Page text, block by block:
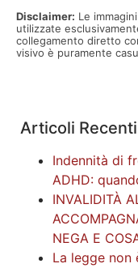
Disclaimer: Le
utilizzate
collegamento diretto
visivo è puramente
Articoli Recenti
Indennità di
ADHD:
INVALIDITÀ
NEGA E
La legge non